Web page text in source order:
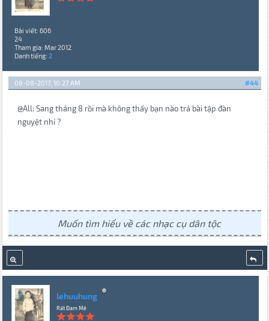
Bài viết: 606
24
Tham gia: Mar 2012
Danh tiếng: 2
#44
08-08-2017, 10:27 AM
@All: Sang tháng 8 rồi mà không thấy bạn nào trả bài tập đàn
nguyệt nhỉ ?
Muốn tìm hiểu về các nhạc cụ dân tộc
lehuuhung
Rất Đam Mê